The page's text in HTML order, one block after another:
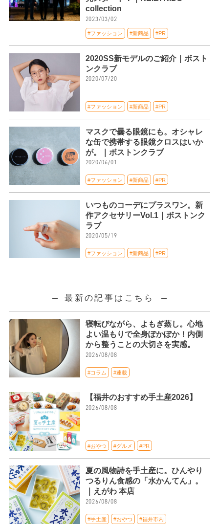
collection
2023/03/02
#ファッション #新商品 #PR
2020SS新モデルのご紹介｜ボスト
ンクラブ
2020/07/20
#ファッション #新商品 #PR
マスクで曇る眼鏡にも。オシャレ
な缶で携帯する眼鏡クロスはいか
が。｜ボストンクラブ
2020/06/01
#ファッション #新商品 #PR
いつものコーデにプラスワン。新
作アクセサリーVol.1｜ボストンク
ラブ
2020/05/19
#ファッション #新商品 #PR
最新の記事はこちら
寝転びながら、よもぎ蒸し。心地
よい温もりで全身ぽかぽか！内側
から整うことの大切さを実感。
2026/08/08
#コラム #連載
【福井のおすすめ手土産2026】
2026/08/08
#おやつ #グルメ #PR
夏の風物詩を手土産に。ひんやり
つるりん食感の「水かんてん」。
｜えがわ 本店
2026/08/08
#手土産 #おやつ #福井市内